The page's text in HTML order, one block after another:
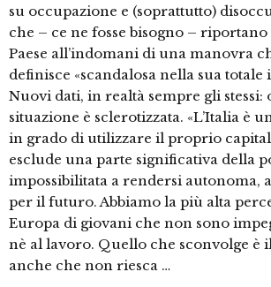
su occupazione e (soprattutto)
che – ce ne fosse bisogno –
Paese all’indomani di una manovra
definisce «scandalosa nella sua totale
Nuovi dati, in realtà sempre gli stessi:
situazione è sclerotizzata. «L’Italia è
in grado di utilizzare il proprio
esclude una parte significativa della
impossibilitata a rendersi autonoma,
per il futuro. Abbiamo la più alta
Europa di giovani che non sono
nè al lavoro. Quello che sconvolge è
anche che non riesca …